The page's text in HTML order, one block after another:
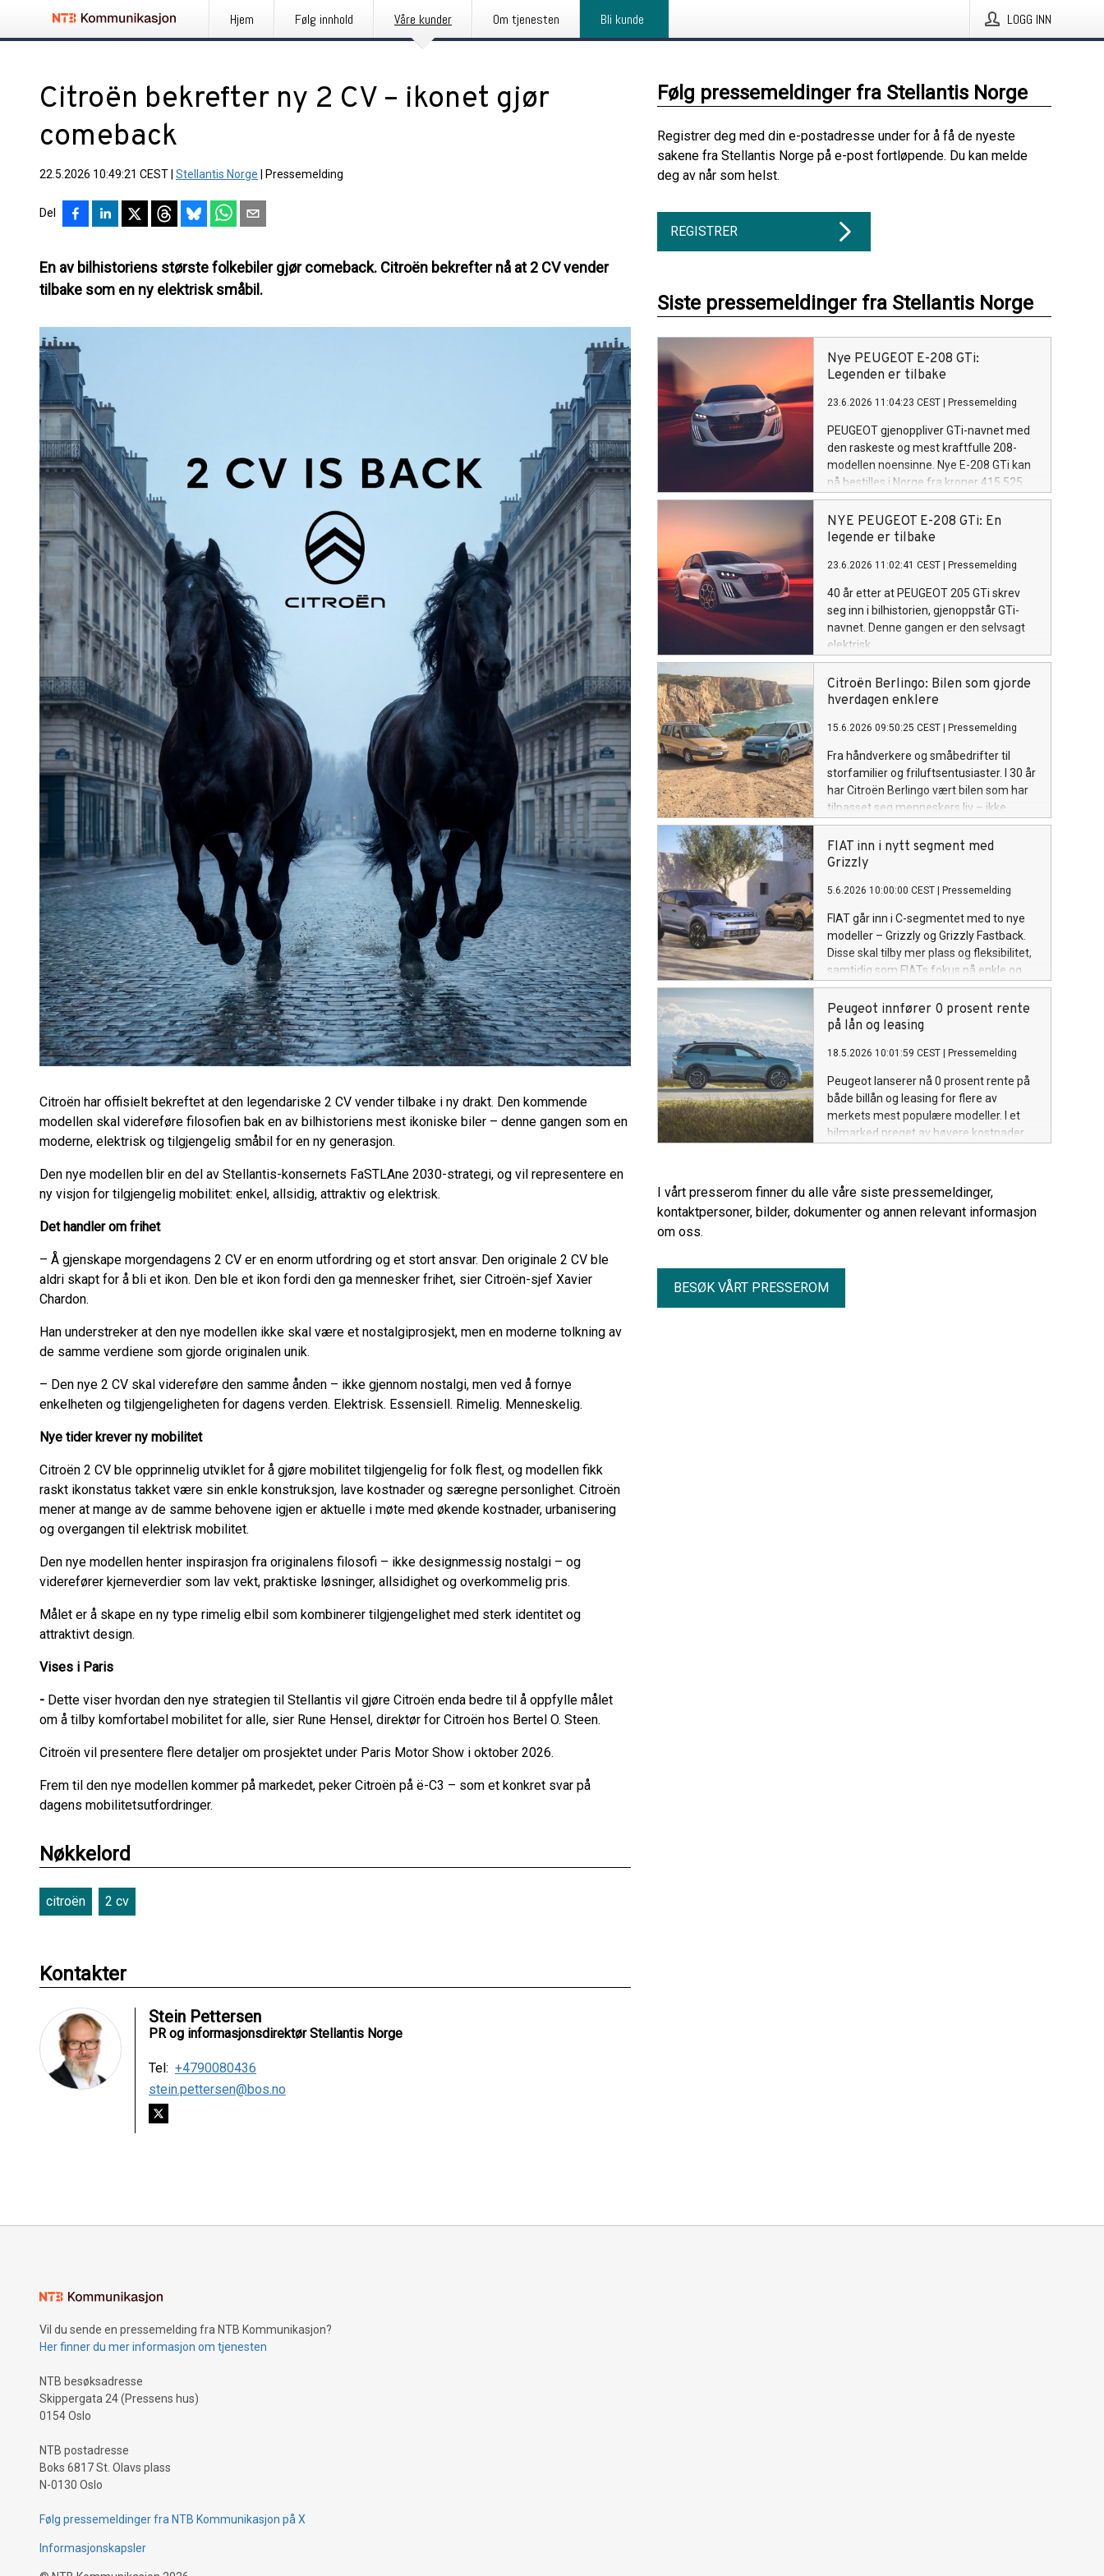
Hjem Følg innhold Våre kunder Om tjenesten Bli kunde LOGG INN
Citroën bekrefter ny 2 CV – ikonet gjør
comeback
22.5.2026 10:49:21 CEST Stellantis Norge Pressemelding
Del
En av bilhistoriens største folkebiler gjør comeback. Citroën bekrefter nå at 2 CV vender
tilbake som en ny elektrisk småbil.
Citroën har offisielt bekreftet at den legendariske 2 CV vender tilbake i ny drakt. Den kommende
modellen skal videreføre filosofien bak en av bilhistoriens mest ikoniske biler – denne gangen som en
moderne, elektrisk og tilgjengelig småbil for en ny generasjon.
Den nye modellen blir en del av Stellantis-konsernets FaSTLAne 2030-strategi, og vil representere en
ny visjon for tilgjengelig mobilitet: enkel, allsidig, attraktiv og elektrisk.
Det handler om frihet
– Å gjenskape morgendagens 2 CV er en enorm utfordring og et stort ansvar. Den originale 2 CV ble
aldri skapt for å bli et ikon. Den ble et ikon fordi den ga mennesker frihet, sier Citroën-sjef Xavier
Chardon.
Han understreker at den nye modellen ikke skal være et nostalgiprosjekt, men en moderne tolkning av
de samme verdiene som gjorde originalen unik.
– Den nye 2 CV skal videreføre den samme ånden – ikke gjennom nostalgi, men ved å fornye
enkelheten og tilgjengeligheten for dagens verden. Elektrisk. Essensiell. Rimelig. Menneskelig.
Nye tider krever ny mobilitet
Citroën 2 CV ble opprinnelig utviklet for å gjøre mobilitet tilgjengelig for folk flest, og modellen fikk
raskt ikonstatus takket være sin enkle konstruksjon, lave kostnader og særegne personlighet. Citroën
mener at mange av de samme behovene igjen er aktuelle i møte med økende kostnader, urbanisering
og overgangen til elektrisk mobilitet.
Den nye modellen henter inspirasjon fra originalens filosofi – ikke designmessig nostalgi – og
viderefører kjerneverdier som lav vekt, praktiske løsninger, allsidighet og overkommelig pris.
Målet er å skape en ny type rimelig elbil som kombinerer tilgjengelighet med sterk identitet og
attraktivt design.
Vises i Paris
- Dette viser hvordan den nye strategien til Stellantis vil gjøre Citroën enda bedre til å oppfylle målet
om å tilby komfortabel mobilitet for alle, sier Rune Hensel, direktør for Citroën hos Bertel O. Steen.
Citroën vil presentere flere detaljer om prosjektet under Paris Motor Show i oktober 2026.
Frem til den nye modellen kommer på markedet, peker Citroën på ë-C3 – som et konkret svar på
dagens mobilitetsutfordringer.
Nøkkelord
citroën 2 cv
Kontakter
Stein Pettersen
PR og informasjonsdirektør Stellantis Norge
Tel: +4790080436
stein.pettersen@bos.no
Følg pressemeldinger fra Stellantis Norge
Registrer deg med din e-postadresse under for å få de nyeste
sakene fra Stellantis Norge på e-post fortløpende. Du kan melde
deg av når som helst.
REGISTRER
Siste pressemeldinger fra Stellantis Norge
Nye PEUGEOT E-208 GTi:
Legenden er tilbake
23.6.2026 11:04:23 CEST Pressemelding
PEUGEOT gjenoppliver GTi-navnet med
den raskeste og mest kraftfulle 208-
modellen noensinne. Nye E-208 GTi kan
nå bestilles i Norge fra kroner 415.525
pluss levering.
NYE PEUGEOT E-208 GTi: En
legende er tilbake
23.6.2026 11:02:41 CEST Pressemelding
40 år etter at PEUGEOT 205 GTi skrev
seg inn i bilhistorien, gjenoppstår GTi-
navnet. Denne gangen er den selvsagt
elektrisk.
Citroën Berlingo: Bilen som gjorde
hverdagen enklere
15.6.2026 09:50:25 CEST Pressemelding
Fra håndverkere og småbedrifter til
storfamilier og friluftsentusiaster. I 30 år
har Citroën Berlingo vært bilen som har
tilpasset seg menneskers liv – ikke
omvendt.
FIAT inn i nytt segment med
Grizzly
5.6.2026 10:00:00 CEST Pressemelding
FIAT går inn i C-segmentet med to nye
modeller – Grizzly og Grizzly Fastback.
Disse skal tilby mer plass og fleksibilitet,
samtidig som FIATs fokus på enkle og
tilgjengelige biler videreføres.
Peugeot innfører 0 prosent rente
på lån og leasing
18.5.2026 10:01:59 CEST Pressemelding
Peugeot lanserer nå 0 prosent rente på
både billån og leasing for flere av
merkets mest populære modeller. I et
bilmarked preget av høyere kostnader
100.000 kroner.
I vårt presserom finner du alle våre siste pressemeldinger,
kontaktpersoner, bilder, dokumenter og annen relevant informasjon
om oss.
BESØK VÅRT PRESSEROM
Vil du sende en pressemelding fra NTB Kommunikasjon?
Her finner du mer informasjon om tjenesten
NTB besøksadresse
Skippergata 24 (Pressens hus)
0154 Oslo
NTB postadresse
Boks 6817 St. Olavs plass
N-0130 Oslo
Følg pressemeldinger fra NTB Kommunikasjon på X
Informasjonskapsler